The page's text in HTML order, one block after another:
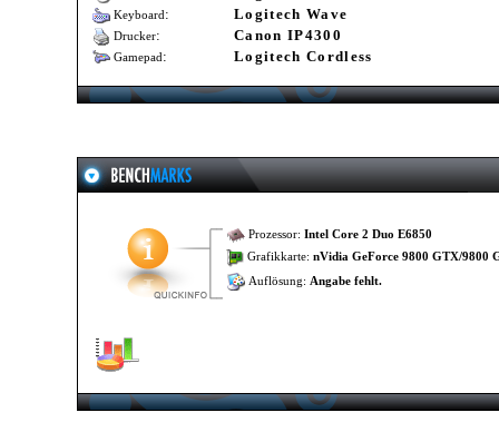
Keyboard: Logitech Wave
Drucker: Canon IP4300
Gamepad: Logitech Cordless
Prozessor: Intel Core 2 Duo E6850
Grafikkarte: nVidia GeForce 9800 GTX/9800
Auflösung: Angabe fehlt.